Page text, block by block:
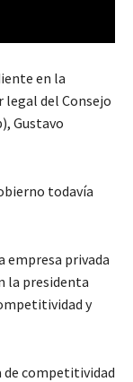
en la
legal del Consejo
Gustavo
todavía
empresa privada
la presidenta
y
de competitividad